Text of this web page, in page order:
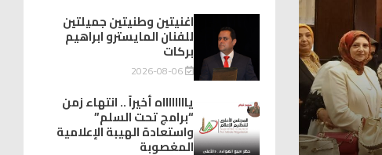
اغنيتين وطنيتين جميلتين
للفنان المايسترو ابراهيم
بركات
2026-08-06
يااااااااه أخيراً .. انتهاء زمن
“برامج تحت السلم”
واستعادة الهيبة الإعلامية
المغصوبة